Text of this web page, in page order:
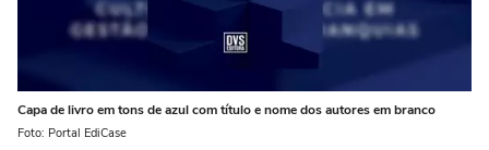
Capa de livro em tons de azul com título e nome dos autores em branco
Foto: Portal EdiCase